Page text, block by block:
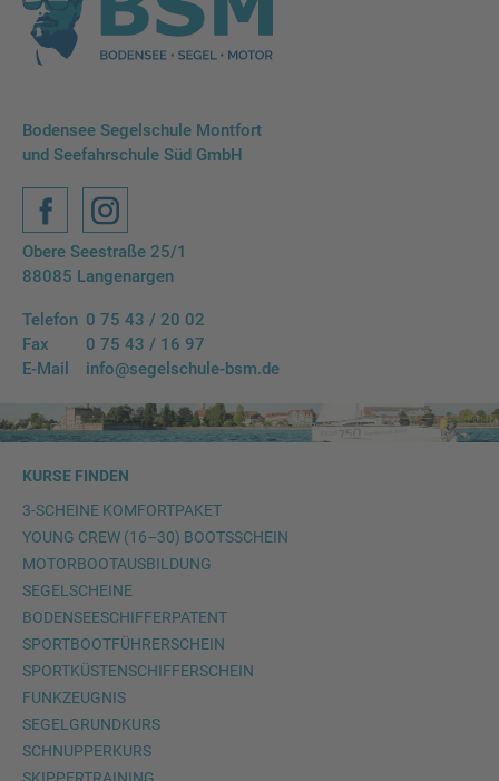
Bodensee Segelschule Montfort
und Seefahrschule Süd GmbH
FacebookInstagram
Obere Seestraße 25/1
88085 Langenargen
Telefon 0 75 43 / 20 02
Fax
0 75 43 / 16 97
E-Mail
info@segelschule-bsm.de
KURSE FINDEN
3-SCHEINE KOMFORTPAKET
YOUNG CREW (16–30) BOOTSSCHEIN
MOTORBOOTAUSBILDUNG
SEGELSCHEINE
BODENSEESCHIFFERPATENT
SPORTBOOTFÜHRERSCHEIN
SPORTKÜSTENSCHIFFERSCHEIN
FUNKZEUGNIS
SEGELGRUNDKURS
SCHNUPPERKURS